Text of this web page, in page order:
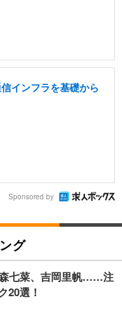
インフラを基礎から
Sponsored by
グ
森七菜、吉岡里帆……注
20選！